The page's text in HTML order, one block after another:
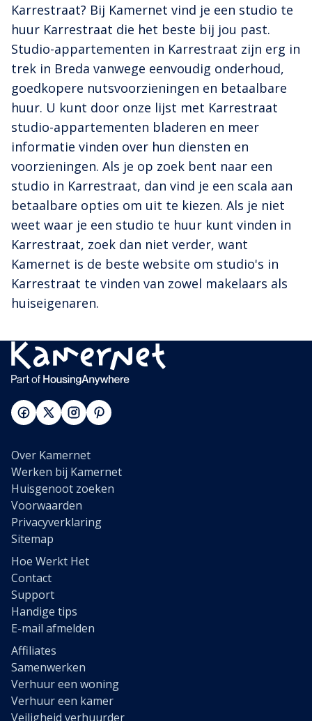
Karrestraat? Bij Kamernet vind je een studio te
huur Karrestraat die het beste bij jou past.
Studio-appartementen in Karrestraat zijn erg in
trek in Breda vanwege eenvoudig onderhoud,
goedkopere nutsvoorzieningen en betaalbare
huur. U kunt door onze lijst met Karrestraat
studio-appartementen bladeren en meer
informatie vinden over hun diensten en
voorzieningen. Als je op zoek bent naar een
studio in Karrestraat, dan vind je een scala aan
betaalbare opties om uit te kiezen. Als je niet
weet waar je een studio te huur kunt vinden in
Karrestraat, zoek dan niet verder, want
Kamernet is de beste website om studio's in
Karrestraat te vinden van zowel makelaars als
huiseigenaren.
Over Kamernet
Werken bij Kamernet
Huisgenoot zoeken
Voorwaarden
Privacyverklaring
Sitemap
Hoe Werkt Het
Contact
Support
Handige tips
E-mail afmelden
Affiliates
Samenwerken
Verhuur een woning
Verhuur een kamer
Veiligheid verhuurder